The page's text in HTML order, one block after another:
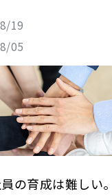
19
05
員の育成は難しい